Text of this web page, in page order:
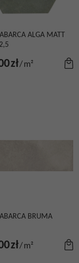
ALGA MATT
zł/m²
BRUMA
zł/m²